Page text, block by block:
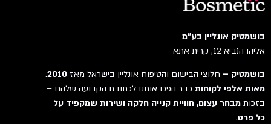
בושמטיק אונליין בע"מ
אליהו הנביא 12, קרית אתא
בושמטיק –חלוצי הבישום והטיפוח אונליין בישראל מאז2010
.
מאות אלפי לקוחותכבר הפכו אותנו לכתובת הקבועה שלהם –
בזכותמבחר עצום, חוויית קנייה חלקה ושירות שמקפיד על
כל פרט.